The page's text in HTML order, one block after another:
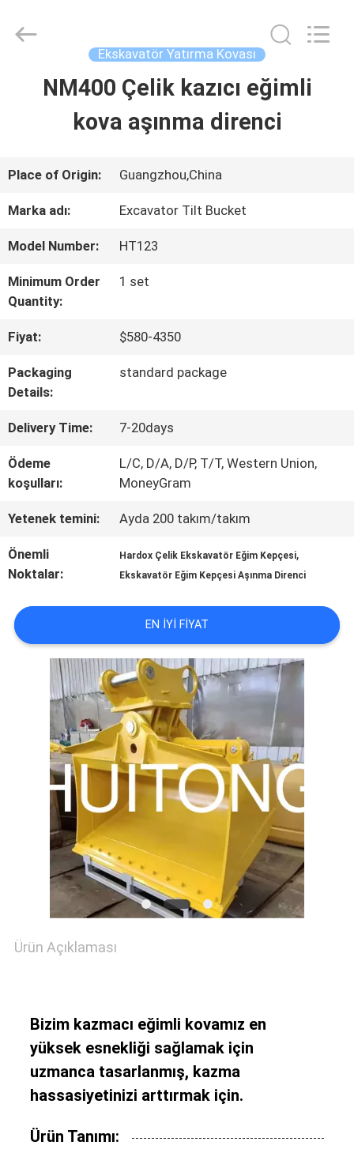
EVDE
VR
GÖSTERISI
BIZIM
HAKKIMIZDA
FABRIKA
TURU
KALITE
KONTROLÜ
HABERLER
İNDIRIM
İSTE
HARITASI
GIZLILIK
POLITIKASI
Machinery
Ekskavatör Yatırma Kovası
NM400 Çelik kazıcı eğimli
kova aşınma direnci
Place of Origin: Guangzhou,China
Marka adı: Excavator Tilt Bucket
Model Number: HT123
Minimum Order
Quantity:
1 set
Fiyat: $580-4350
Packaging
Details:
standard package
Delivery Time: 7-20days
Ödeme
koşulları:
L/C, D/A, D/P, T/T, Western Union,
MoneyGram
Yetenek temini: Ayda 200 takım/takım
Önemli
Noktalar:
Hardox Çelik Ekskavatör Eğim Kepçesi,
Ekskavatör Eğim Kepçesi Aşınma Direnci
EN IYI FIYAT
Ürün Açıklaması
Bizim kazmacı eğimli kovamız en
yüksek esnekliği sağlamak için
uzmanca tasarlanmış, kazma
hassasiyetinizi arttırmak için.
Ürün Tanımı: